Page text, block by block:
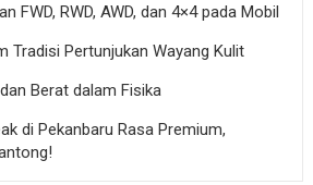
FWD, RWD, AWD, dan 4×4 pada Mobil
Tradisi Pertunjukan Wayang Kulit
Berat dalam Fisika
di Pekanbaru Rasa Premium,